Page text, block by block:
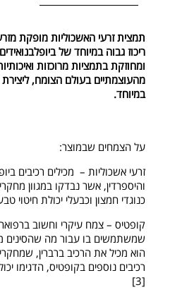
תמצית זרעי האשכוליות מופקת
ומחוזקת בתמציות מרוכזות
מהעוצמתיים בעולם הצומח, ליצירת
במיוחד.
על הצמחים שבמוצר:
זרעי אשכוליות – מכילים רכיבים
והיספרדין, אשר נבדקו במגוון
כנוגדי חמצון וכבעלי יכולת חיטוי
קופטיס – צמח עיקרי וחשוב
שמשתמשים בו עבור מה שהסינים
הוא מכיל את הרכיב ברברין,
רכיבים נוספים בקופטיס, הדגימו
[3]